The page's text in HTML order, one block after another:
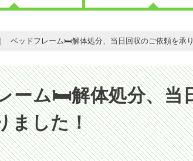
ベッドフレーム🛏️解体処分、当日回収のご依頼を承
ーム🛏️解体処分、当
ました！